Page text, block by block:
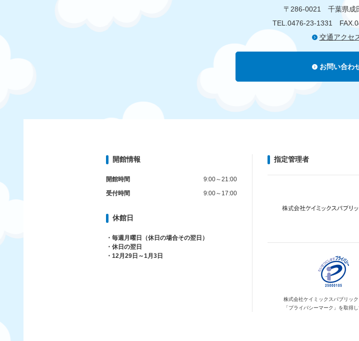
〒286-0021 千葉県成
TEL.0476-23-1331
交通アクセ
お問い合わ
開館情報
開館時間
9:00～21:00
受付時間
9:00～17:00
休館日
・毎週月曜日（休日の場合その翌日）
・休日の翌日
・12月29日～1月3日
指定管理者
株式会社ケイミックス パブリッ
「プライバシーマーク」を取得